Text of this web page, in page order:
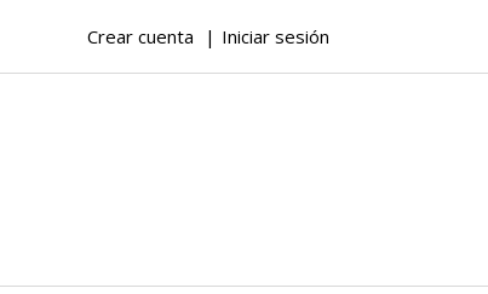
Crear cuenta Iniciar sesión